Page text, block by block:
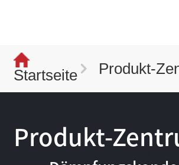
Startseite Produkt-
Produkt-